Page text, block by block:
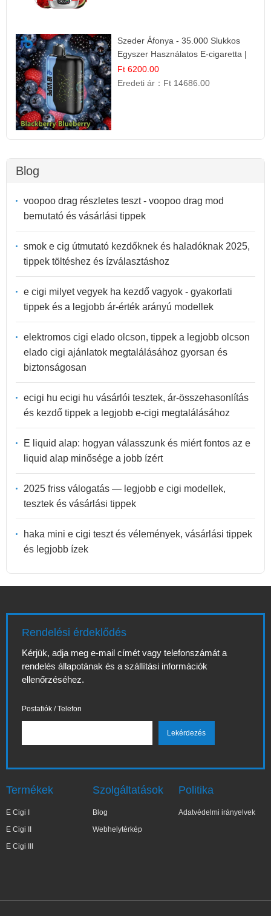
Szeder Áfonya - 35.000 Slukkos
Egyszer Használatos E-cigaretta |
Prémium Ízélmény
Ft 6200.00
Eredeti ár： Ft 14686.00
Blog
voopoo drag részletes teszt - voopoo drag mod
bemutató és vásárlási tippek
smok e cig útmutató kezdőknek és haladóknak 2025,
tippek töltéshez és ízválasztáshoz
e cigi milyet vegyek ha kezdő vagyok - gyakorlati
tippek és a legjobb ár-érték arányú modellek
elektromos cigi elado olcson, tippek a legjobb olcson
elado cigi ajánlatok megtalálásához gyorsan és
biztonságosan
ecigi hu ecigi hu vásárlói tesztek, ár-összehasonlítás
és kezdő tippek a legjobb e-cigi megtalálásához
E liquid alap: hogyan válasszunk és miért fontos az e
liquid alap minősége a jobb ízért
2025 friss válogatás — legjobb e cigi modellek,
tesztek és vásárlási tippek
haka mini e cigi teszt és vélemények, vásárlási tippek
és legjobb ízek
Rendelési érdeklődés
Kérjük, adja meg e-mail címét vagy telefonszámát a
rendelés állapotának és a szállítási információk
ellenőrzéséhez.
Postafiók / Telefon
Termékek
E Cigi I
E Cigi II
E Cigi III
Szolgáltatások
Blog
Webhelytérkép
Politika
Adatvédelmi irányelvek